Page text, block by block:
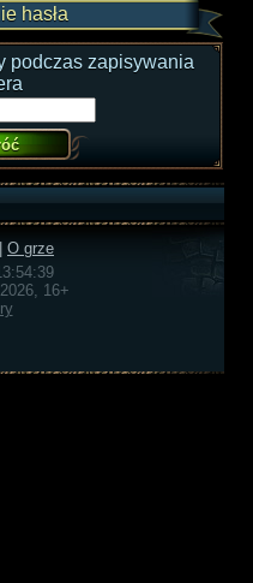
hasła
podczas zapisywania
O grze
16+